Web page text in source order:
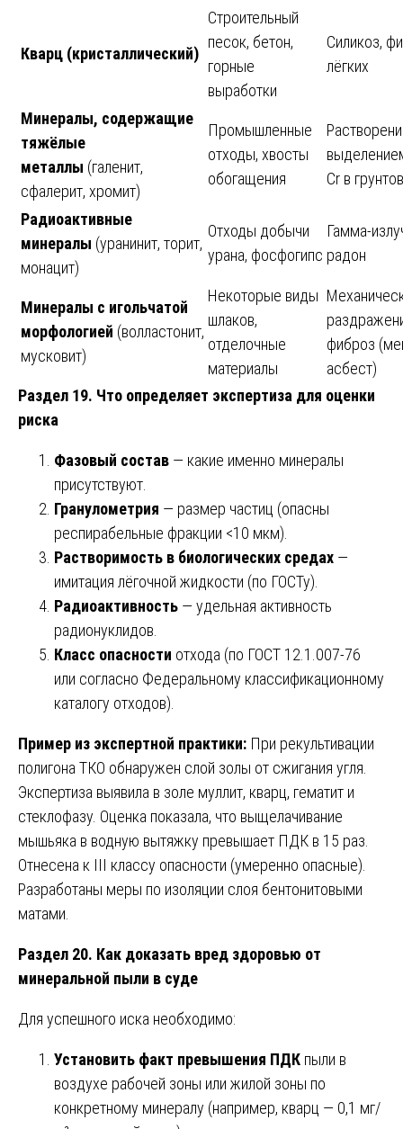
Кварц (кристаллический)
Строительный
песок, бетон,
горные
выработки
Силикоз,
лёгких
Минералы, содержащие
тяжёлые
металлы (галенит,
сфалерит, хромит)
Промышленные
отходы, хвосты
обогащения
Cr в
Радиоактивные
минералы (уранинит, торит,
монацит)
Отходы добычи
урана, фосфогипс
Гамма-
радон
Минералы с игольчатой
морфологией (волластонит,
мусковит)
Некоторые виды
шлаков,
отделочные
материалы
фиброз
асбест)
Раздел 19. Что определяет экспертиза для оценки
риска
Фазовый состав — какие именно минералы
присутствуют.
Гранулометрия — размер частиц (опасны
респирабельные фракции <10 мкм).
Растворимость в биологических средах —
имитация лёгочной жидкости (по ГОСТу).
Радиоактивность — удельная активность
радионуклидов.
Класс опасности отхода (по ГОСТ 12.1.007-76
или согласно Федеральному классификационному
каталогу отходов).
Пример из экспертной практики: При рекультивации
полигона ТКО обнаружен слой золы от сжигания угля.
Экспертиза выявила в золе муллит, кварц, гематит и
стеклофазу. Оценка показала, что выщелачивание
мышьяка в водную вытяжку превышает ПДК в 15 раз.
Отнесена к III классу опасности (умеренно опасные).
Разработаны меры по изоляции слоя бентонитовыми
матами.
Раздел 20. Как доказать вред здоровью от
минеральной пыли в суде
Для успешного иска необходимо:
Установить факт превышения ПДК пыли в
воздухе рабочей зоны или жилой зоны по
конкретному минералу (например, кварц — 0,1 мг/